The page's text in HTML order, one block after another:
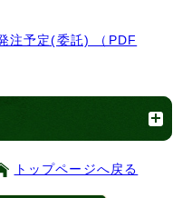
注予定(委託) （PDF
トップページへ戻る